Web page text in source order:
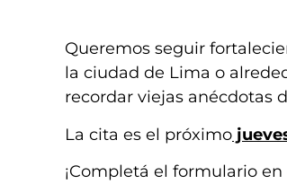
Queremos seguir
la ciudad de Lima o
recordar viejas anécdotas
La cita es el próximo
¡Completá el formulario en